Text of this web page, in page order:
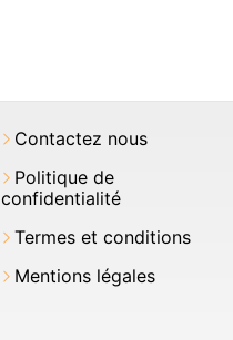
Contactez nous
Politique de
confidentialité
Termes et conditions
Mentions légales